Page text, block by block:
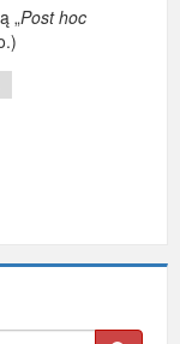
„Post hoc